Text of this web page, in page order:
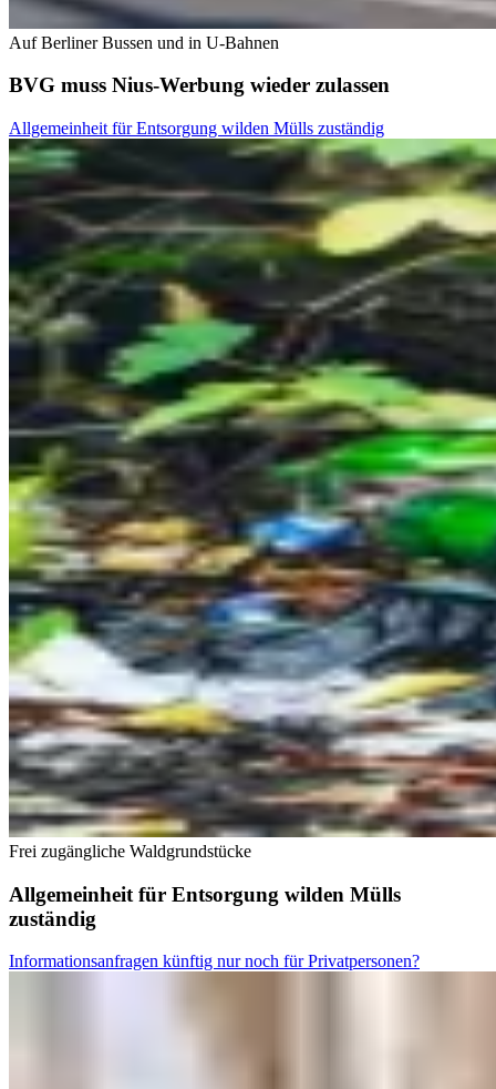
Auf Berliner Bussen und in U-Bahnen
BVG muss Nius-Werbung wieder zulassen
Allgemeinheit für Entsorgung wilden Mülls zuständig
Frei zugängliche Waldgrundstücke
Allgemeinheit für Entsorgung wilden Mülls
zuständig
Informationsanfragen künftig nur noch für Privatpersonen?